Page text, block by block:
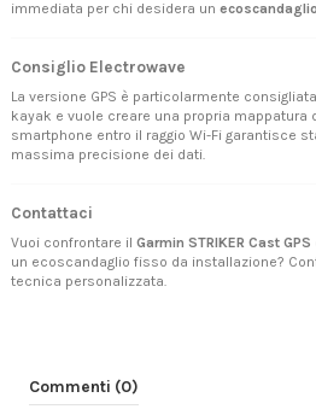
immediata per chi desidera un
Consiglio Electrowave
La versione GPS è particolarmente
kayak e vuole creare una propria mappatura
smartphone entro il raggio Wi-Fi garantisce
massima precisione dei dati.
Contattaci
Vuoi confrontare il Garmin STRIKER Cast GPS
un ecoscandaglio fisso da installazione?
tecnica personalizzata.
Commenti (0)